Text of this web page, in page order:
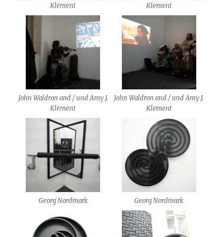
Klement
Klement
John Waldron and / und Amy J.
Klement
John Waldron and / und Amy J.
Klement
Georg Nordmark Georg Nordmark